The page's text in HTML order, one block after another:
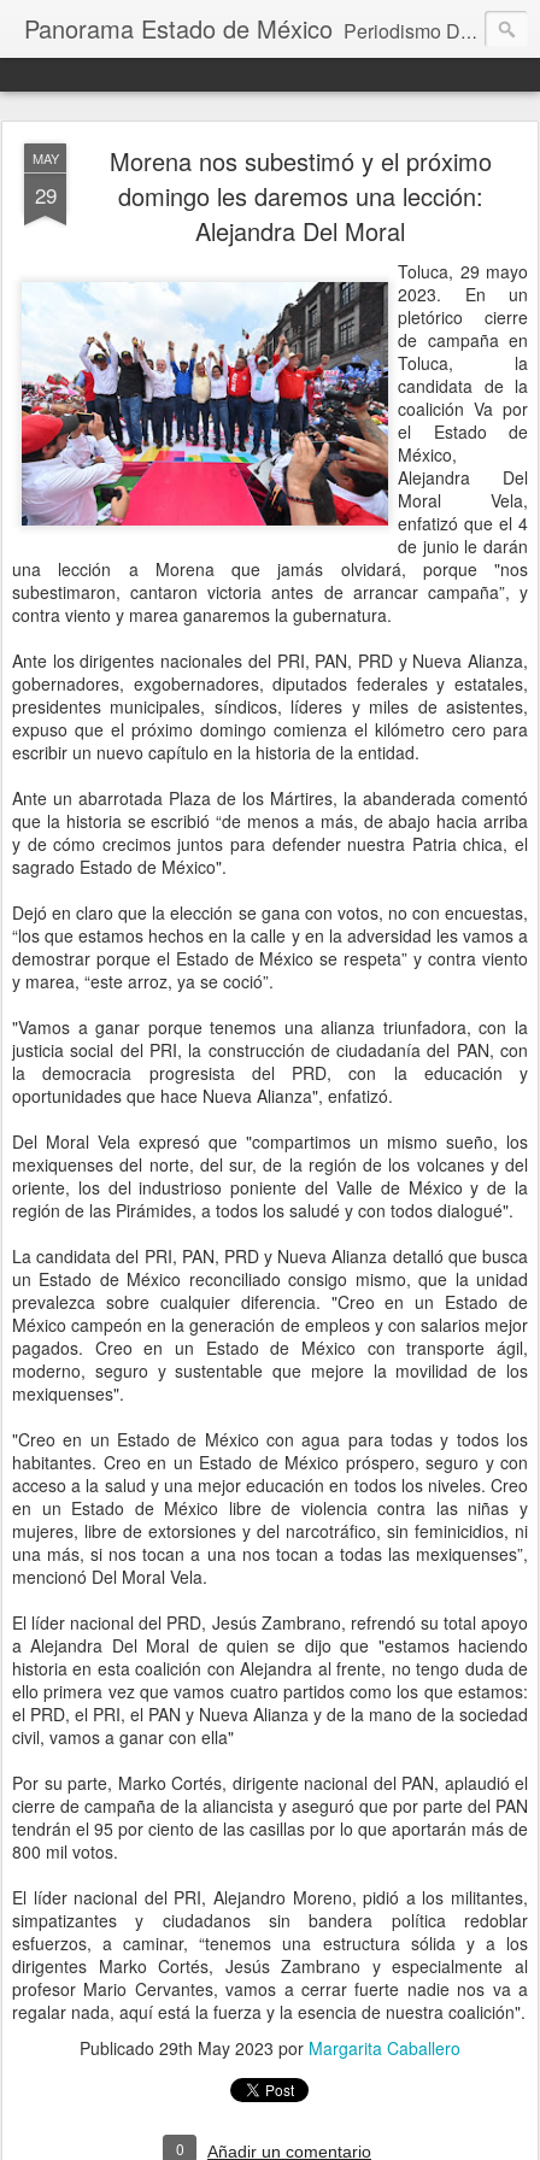
Panorama Estado de México Periodismo Digital
MAY
29
Morena nos subestimó y el próximo
domingo les daremos una lección:
Alejandra Del Moral
Toluca, 29 mayo
2023. En un
pletórico cierre
de campaña en
Toluca, la
candidata de la
coalición Va por
el Estado de
México,
Alejandra Del
Moral Vela,
enfatizó que el 4
de junio le darán
una lección a Morena que jamás olvidará, porque "nos
subestimaron, cantaron victoria antes de arrancar campaña”, y
contra viento y marea ganaremos la gubernatura.
Ante los dirigentes nacionales del PRI, PAN, PRD y Nueva Alianza,
gobernadores, exgobernadores, diputados federales y estatales,
presidentes municipales, síndicos, líderes y miles de asistentes,
expuso que el próximo domingo comienza el kilómetro cero para
escribir un nuevo capítulo en la historia de la entidad.
Ante un abarrotada Plaza de los Mártires, la abanderada comentó
que la historia se escribió “de menos a más, de abajo hacia arriba
y de cómo crecimos juntos para defender nuestra Patria chica, el
sagrado Estado de México".
Dejó en claro que la elección se gana con votos, no con encuestas,
“los que estamos hechos en la calle y en la adversidad les vamos a
demostrar porque el Estado de México se respeta” y contra viento
y marea, “este arroz, ya se coció”.
"Vamos a ganar porque tenemos una alianza triunfadora, con la
justicia social del PRI, la construcción de ciudadanía del PAN, con
la democracia progresista del PRD, con la educación y
oportunidades que hace Nueva Alianza", enfatizó.
Del Moral Vela expresó que "compartimos un mismo sueño, los
mexiquenses del norte, del sur, de la región de los volcanes y del
oriente, los del industrioso poniente del Valle de México y de la
región de las Pirámides, a todos los saludé y con todos dialogué".
La candidata del PRI, PAN, PRD y Nueva Alianza detalló que busca
un Estado de México reconciliado consigo mismo, que la unidad
prevalezca sobre cualquier diferencia. "Creo en un Estado de
México campeón en la generación de empleos y con salarios mejor
pagados. Creo en un Estado de México con transporte ágil,
moderno, seguro y sustentable que mejore la movilidad de los
mexiquenses".
"Creo en un Estado de México con agua para todas y todos los
habitantes. Creo en un Estado de México próspero, seguro y con
acceso a la salud y una mejor educación en todos los niveles. Creo
en un Estado de México libre de violencia contra las niñas y
mujeres, libre de extorsiones y del narcotráfico, sin feminicidios, ni
una más, si nos tocan a una nos tocan a todas las mexiquenses”,
mencionó Del Moral Vela.
El líder nacional del PRD, Jesús Zambrano, refrendó su total apoyo
a Alejandra Del Moral de quien se dijo que "estamos haciendo
historia en esta coalición con Alejandra al frente, no tengo duda de
ello primera vez que vamos cuatro partidos como los que estamos:
el PRD, el PRI, el PAN y Nueva Alianza y de la mano de la sociedad
civil, vamos a ganar con ella"
Por su parte, Marko Cortés, dirigente nacional del PAN, aplaudió el
cierre de campaña de la aliancista y aseguró que por parte del PAN
tendrán el 95 por ciento de las casillas por lo que aportarán más de
800 mil votos.
El líder nacional del PRI, Alejandro Moreno, pidió a los militantes,
simpatizantes y ciudadanos sin bandera política redoblar
esfuerzos, a caminar, “tenemos una estructura sólida y a los
dirigentes Marko Cortés, Jesús Zambrano y especialmente al
profesor Mario Cervantes, vamos a cerrar fuerte nadie nos va a
regalar nada, aquí está la fuerza y la esencia de nuestra coalición".
Publicado 29th May 2023 por Margarita Caballero
0 Añadir un comentario